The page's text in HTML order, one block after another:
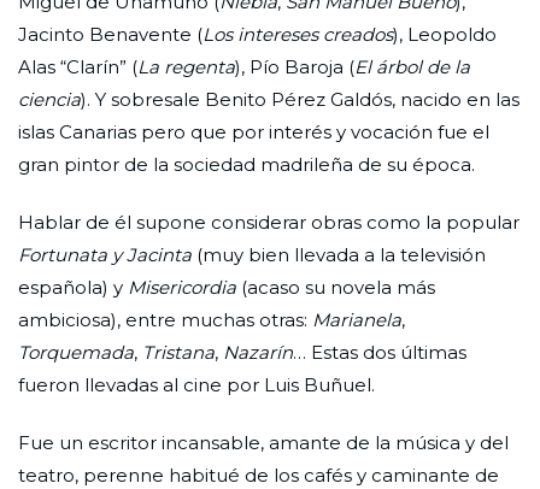
Jacinto Benavente (Los intereses creados), Leopoldo
Alas “Clarín” (La regenta), Pío Baroja (El árbol de la
ciencia). Y sobresale Benito Pérez Galdós, nacido en las
islas Canarias pero que por interés y vocación fue el
gran pintor de la sociedad madrileña de su época.
Hablar de él supone considerar obras como la popular
Fortunata y Jacinta (muy bien llevada a la televisión
española) y Misericordia (acaso su novela más
ambiciosa), entre muchas otras: Marianela,
Torquemada, Tristana, Nazarín… Estas dos últimas
fueron llevadas al cine por Luis Buñuel.
Fue un escritor incansable, amante de la música y del
teatro, perenne habitué de los cafés y caminante de